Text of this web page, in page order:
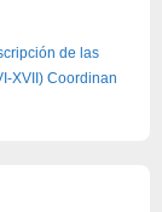
de las
XVII) Coordinan